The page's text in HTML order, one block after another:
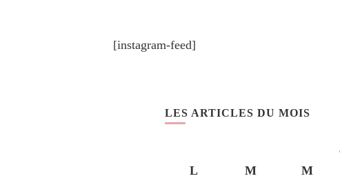
[instagram-feed]
LES ARTICLES DU MOIS
L
M M